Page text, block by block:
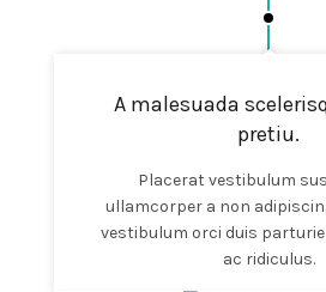
A malesuada
pretiu.
Placerat vestibulum
ullamcorper a non
vestibulum orci duis
ac ridiculus.